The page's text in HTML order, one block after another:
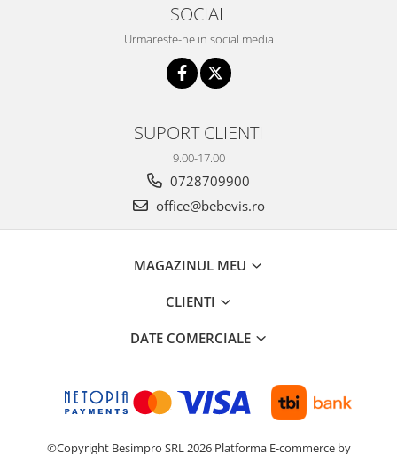
SOCIAL
Urmareste-ne in social media
SUPORT CLIENTI
9.00-17.00
0728709900
office@bebevis.ro
MAGAZINUL MEU
CLIENTI
DATE COMERCIALE
©Copyright Besimpro SRL 2026 Platforma E-commerce by